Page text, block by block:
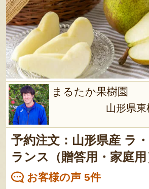
まるたか果樹園
山形県東
予約注文：山形県産 ラ
ランス（贈答用・家庭用
お客様の声 5件